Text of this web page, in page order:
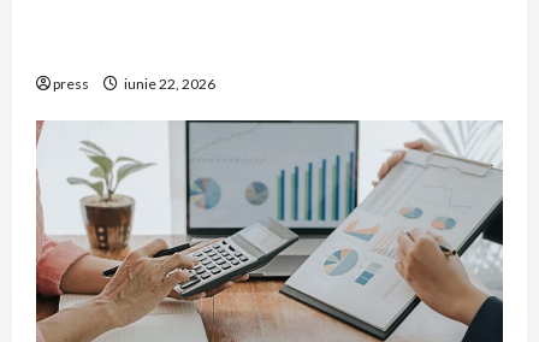
press iunie 22, 2026